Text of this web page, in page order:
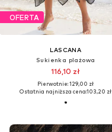
OFERTA
LASCANA
Sukienka plażowa
116,10 zł
Pierwotnie: 129,00 zł
Ostatnia najniższa cena:103,20 zł